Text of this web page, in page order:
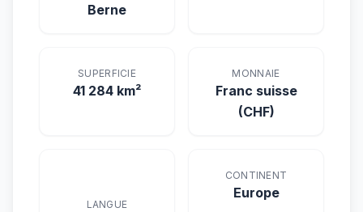
Berne
SUPERFICIE
41 284 km²
MONNAIE
Franc suisse
(CHF)
LANGUE
CONTINENT
Europe